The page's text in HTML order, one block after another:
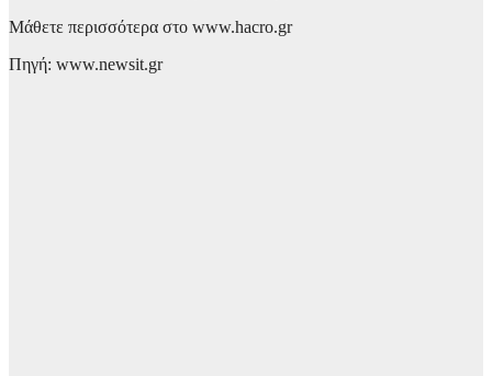
Μάθετε περισσότερα στο www.hacro.gr
Πηγή: www.newsit.gr